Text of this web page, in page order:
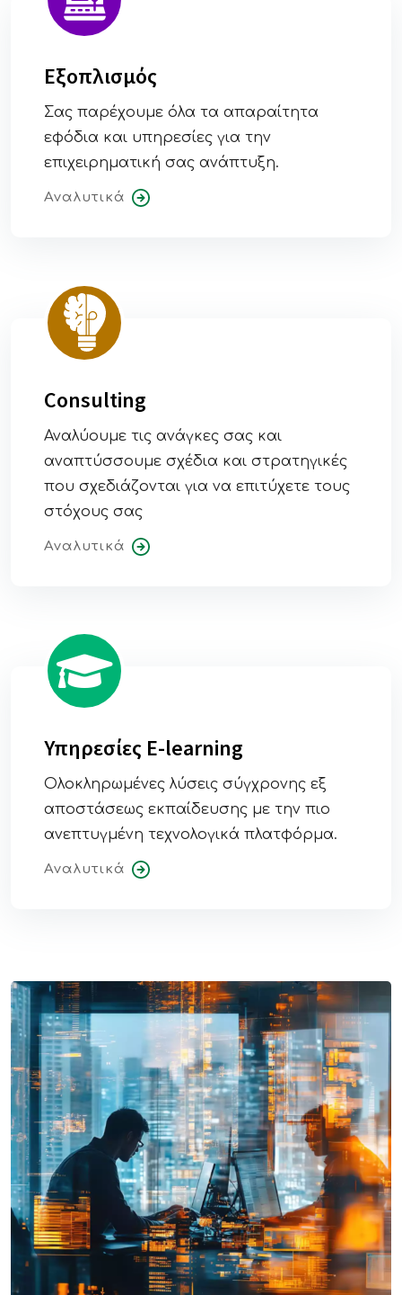
Εξοπλισμός
Σας παρέχουμε όλα τα απαραίτητα
εφόδια και υπηρεσίες για την
επιχειρηματική σας ανάπτυξη.
Αναλυτικά
Consulting
Αναλύουμε τις ανάγκες σας και
αναπτύσσουμε σχέδια και στρατηγικές
που σχεδιάζονται για να επιτύχετε τους
στόχους σας
Αναλυτικά
Υπηρεσίες E-learning
Ολοκληρωμένες λύσεις σύγχρονης εξ
αποστάσεως εκπαίδευσης με την πιο
ανεπτυγμένη τεχνολογικά πλατφόρμα.
Αναλυτικά